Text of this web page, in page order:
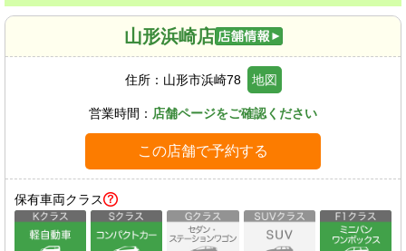
山形浜崎店
住所： 山形市浜崎78 地図
営業時間： 店舗ページをご確認ください
この店舗で予約する
保有車両クラス